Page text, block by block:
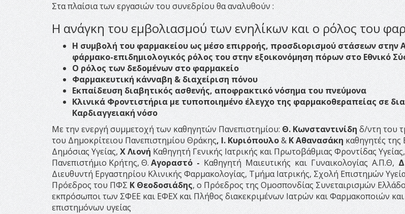
Στα πλαίσια των εργασιών του συνεδρίου θα αναλυθούν :
Η ανάγκη του εμβολιασμού των ενηλίκων και ο ρόλος του
Η συμβολή του φαρμακείου ως μέσο επιρροής, προσδιορισμού στάσεων στην
φάρμακο-επιδημιολογικός ρόλος του στην εξοικονόμηση πόρων στο Εθνικό
Ο ρόλος των δεδομένων στο φαρμακείο
Φαρμακευτική κάνναβη & διαχείριση πόνου
Εκπαίδευση διαβητικός ασθενής, αποφρακτικό νόσημα του πνεύμονα
Κλινικά Φροντιστήρια με τυποποιημένο έλεγχο της φαρμακοθεραπείας σε
Καρδιαγγειακή νόσο
Με την ενεργή συμμετοχή των καθηγητών Πανεπιστημίου:Θ. Κωνσταντινίδη δ/ντη του
του Δημοκρίτειου Πανεπιστημίου Θράκης, Ι. Κυριόπουλο& Κ Αθανασάκηκαθηγητές της
Δημόσιας Υγείας,ΧΛιονή Καθηγητή Γενικής Ιατρικής και Πρωτοβάθμιας Φροντίδας
Πανεπιστήμιο Κρήτης, Θ.Αγοραστό -Καθηγητή Μαιευτικής και Γυναικολογίας Α.Π.Θ,
Διευθυντή Εργαστηρίου Κλινικής Φαρμακολογίας, Τμήμα Ιατρικής, Σχολή Επιστημών
Πρόεδρος του ΠΦΣ ΚΘεοδοσιάδης, ο Πρόεδρος της Ομοσπονδίας Συνεταιρισμών
εκπρόσωποι των ΣΦΕΕ και ΕΦΕΧ και Πλήθος διακεκριμένων Ιατρών και Φαρμακοποιών
επιστημόνων υγείας